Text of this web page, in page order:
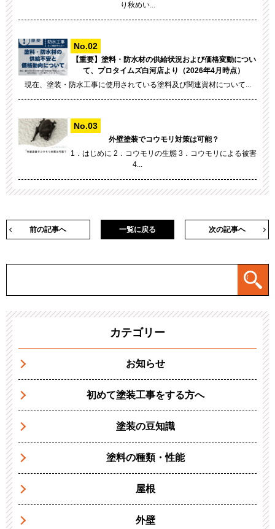
り秋めい...
【重要】塗料・防水材の供給状況および価格変動につい
て、プロタイムズ白河店より（2026年4月時点）
現在、塗装・防水工事に使用されている塗料及び関連資材について...
外壁塗装でコウモリ対策は可能？
1．はじめに 2．コウモリの生態 3．コウモリによる被害
4...
前の記事へ 次の記事へ
一覧に戻る
カテゴリー
お知らせ
初めて塗装工事をする方へ
塗装の豆知識
塗料の種類・性能
屋根
外壁